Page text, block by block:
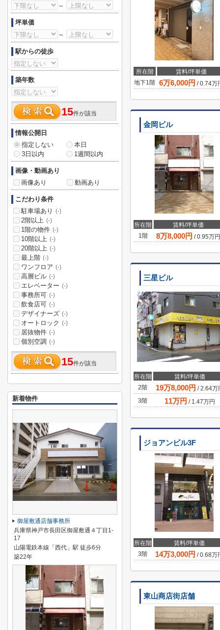
所在階
賃料/坪単価
地下1階 6万6,000円 /0.74万
金岡ビル
所在階
賃料/坪単価
1階
8万8,000円 /0.95万円
三星ビル
所在階
賃料/坪単価
2階
19万8,000円 /2.64万
3階
11万円 / 1.47万円
ジョアンビル3F
所在階
賃料/坪単価
3階
14万3,000円 /0.68万
東山商店街店舗
～
坪単価
～
駅からの徒歩
築年数
15件が該当
情報公開日
指定しない
本日
3日以内
1週間以内
画像・動画あり
画像あり
動画あり
こだわり条件
駐車場あり
(-)
2階以上 (-)
1階の物件 (-)
10階以上 (-)
20階以上 (-)
最上階 (-)
ワンフロア (-)
高層ビル (-)
エレベーター (-)
事務所可 (-)
飲食店可 (-)
デザイナーズ (-)
オートロック (-)
居抜物件 (-)
個別空調 (-)
15件が該当
新着物件
御屋敷通店舗事務所
兵庫県神戸市長田区御屋敷通４丁目1-
17
山陽電鉄本線「西代」駅 徒歩6分
築22年